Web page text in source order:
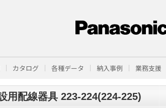
カタログ 各種データ 納入事例 業務支援
用配線器具 223-224(224-225)